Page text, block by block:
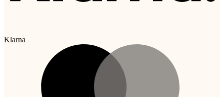
Klarna